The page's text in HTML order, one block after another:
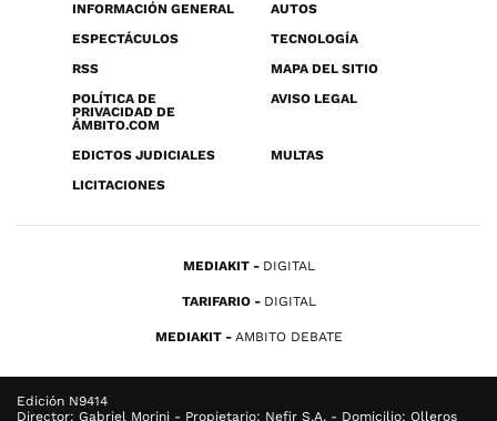
INFORMACIÓN GENERAL
AUTOS
ESPECTÁCULOS
TECNOLOGÍA
RSS
MAPA DEL SITIO
POLÍTICA DE
PRIVACIDAD DE
ÁMBITO.COM
AVISO LEGAL
EDICTOS JUDICIALES
MULTAS
LICITACIONES
MEDIAKIT DIGITAL
TARIFARIO DIGITAL
MEDIAKIT AMBITO DEBATE
Edición N9414
Director: Gabriel Morini - Propietario: Nefir S.A. - Domicilio: Olleros